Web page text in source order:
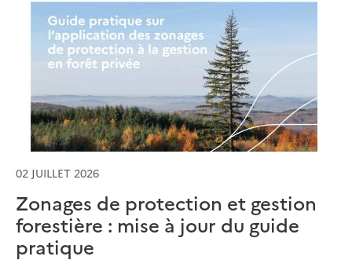
02 JUILLET 2026
Zonages de protection et gestion
forestière : mise à jour du guide
pratique